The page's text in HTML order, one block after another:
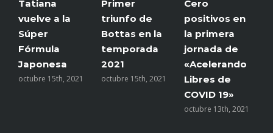
Tatiana
vuelve a la
Súper
Fórmula
Japonesa
octubre 15th, 2021
Primer
triunfo de
Bottas en la
temporada
2021
octubre 15th, 2021
Cero
positivos en
la primera
jornada de
«Acelerando
Libres de
COVID 19»
octubre 13th, 2021